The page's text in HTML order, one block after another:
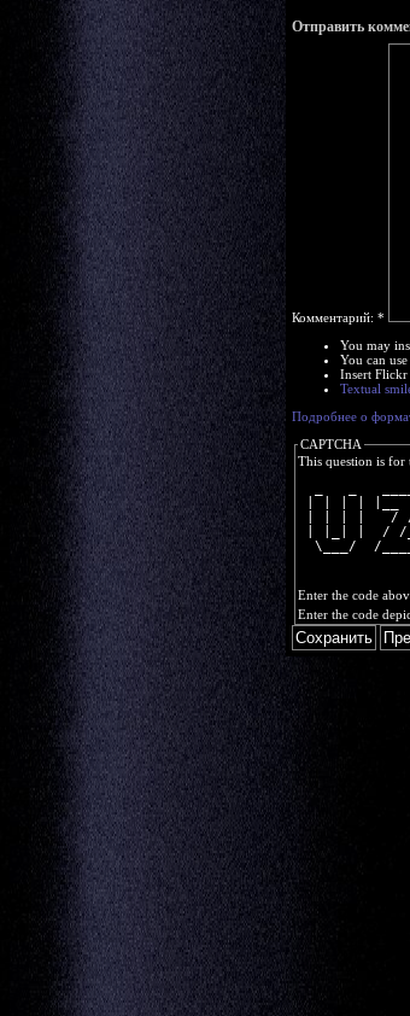
Отправить
Комментарий: *
You may
You can use
Insert
Textual
Подробнее о
CAPTCHA
This question is for
| | | |
| | | |   /
| |_| |  / /
\___/  /
Enter the code
Enter the code